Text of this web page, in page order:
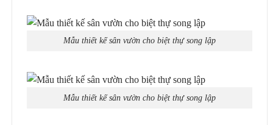
Mẫu thiết kế sân vườn cho biệt thự song lập
Mẫu thiết kế sân vườn cho biệt thự song lập